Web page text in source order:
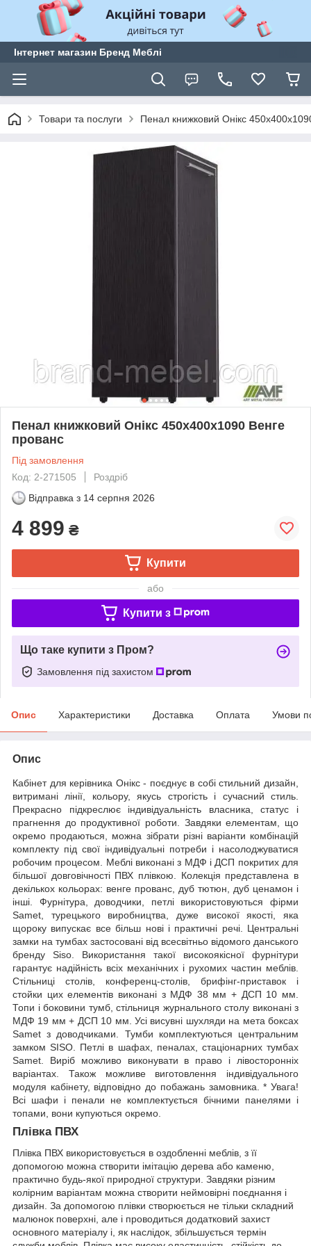
Інтернет магазин Бренд Меблі
Товари та послуги Пенал книжковий Онiкс
Пенал книжковий Онiкс 450х400х1090 Венге
прованс
Під замовлення
Код: 2-271505
Роздріб
Відправка з 14 серпня 2026
4 899 ₴
Купити
або
Купити з
Що таке купити з Пром?
Замовлення під захистом
Опис Характеристики Доставка Оплата Умови
Опис
Кабінет для керівника Онікс - поєднує в собі стильний дизайн,
витримані лінії, кольору, якусь строгість і сучасний стиль.
Прекрасно підкреслює індивідуальність власника, статус і
прагнення до продуктивної роботи. Завдяки елементам, що
окремо продаються, можна зібрати різні варіанти комбінацій
комплекту під свої індивідуальні потреби і насолоджуватися
робочим процесом. Меблі виконані з МДФ і ДСП покритих для
більшої довговічності ПВХ плівкою. Колекція представлена в
декількох кольорах: венге прованс, дуб тютюн, дуб ценамон і
інші. Фурнітура, доводчики, петлі використовуються фірми
Samet, турецького виробництва, дуже високої якості, яка
щороку випускає все більш нові і практичні речі. Центральні
замки на тумбах застосовані від всесвітньо відомого данського
бренду Siso. Використання такої високоякісної фурнітури
гарантує надійність всіх механічних і рухомих частин меблів.
Стільниці столів, конференц-столів, брифінг-приставок і
стойки цих елементів виконані з МДФ 38 мм + ДСП 10 мм.
Топи і боковини тумб, стільниця журнального столу виконані з
МДФ 19 мм + ДСП 10 мм. Усі висувні шухляди на мета боксах
Samet з доводчиками. Тумби комплектуються центральним
замком SISO. Петлі в шафах, пеналах, стаціонарних тумбах
Samet. Виріб можливо виконувати в право і лівосторонніх
варіантах. Також можливе виготовлення індивідуального
модуля кабінету, відповідно до побажань замовника. * Увага!
Всі шафи і пенали не комплектується бічними панелями і
топами, вони купуються окремо.
Плівка ПВХ
Плівка ПВХ використовується в оздобленні меблів, з її
допомогою можна створити імітацію дерева або каменю,
практично будь-якої природної структури. Завдяки різним
колірним варіантам можна створити неймовірні поєднання і
дизайн. За допомогою плівки створюється не тільки складний
малюнок поверхні, але і проводиться додатковий захист
основного матеріалу і, як наслідок, збільшується термін